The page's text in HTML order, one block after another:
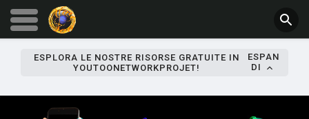
ESPLORA LE NOSTRE RISORSE GRATUITE IN
YOUTOONETWORKPROJET!
ESPAN
DI